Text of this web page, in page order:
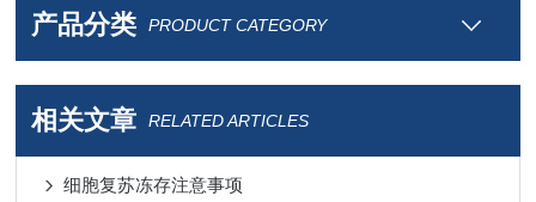
产品分类 PRODUCT CATEGORY
相关文章 RELATED ARTICLES
细胞复苏冻存注意事项